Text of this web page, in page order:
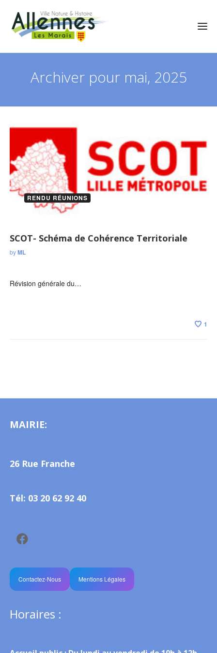
Archiver pour mai, 2025
RENDU RÉUNIONS
SCOT- Schéma de Cohérence Territoriale
byML
Révision générale du…
1
MAIRIE:
26 Rue Franche
Tél: 03 20 62 92 40
Contactez-Nous Mentions Légales
Horaires :